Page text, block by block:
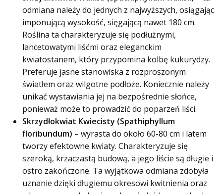
odmiana należy do jednych z najwyższych, osiągając
imponującą wysokość, sięgającą nawet 180 cm.
Roślina ta charakteryzuje się podłużnymi,
lancetowatymi liśćmi oraz eleganckim
kwiatostanem, który przypomina kolbę kukurydzy.
Preferuje jasne stanowiska z rozproszonym
światłem oraz wilgotne podłoże. Koniecznie należy
unikać wystawiania jej na bezpośrednie słońce,
ponieważ może to prowadzić do poparzeń liści.
Skrzydłokwiat Kwiecisty (Spathiphyllum
floribundum) – wyrasta do około 60-80 cm i latem
tworzy efektowne kwiaty. Charakteryzuje się
szeroką, krzaczastą budową, a jego liście są długie i
ostro zakończone. Ta wyjątkowa odmiana zdobyła
uznanie dzięki długiemu okresowi kwitnienia oraz